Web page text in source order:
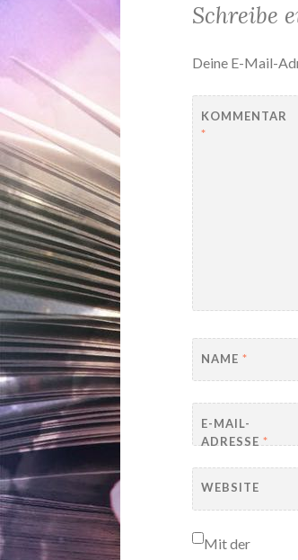
Schreibe
Deine E-Mail-
KOMMENTAR
*
NAME*
E-MAIL-
ADRESSE*
WEBSITE
Mit der